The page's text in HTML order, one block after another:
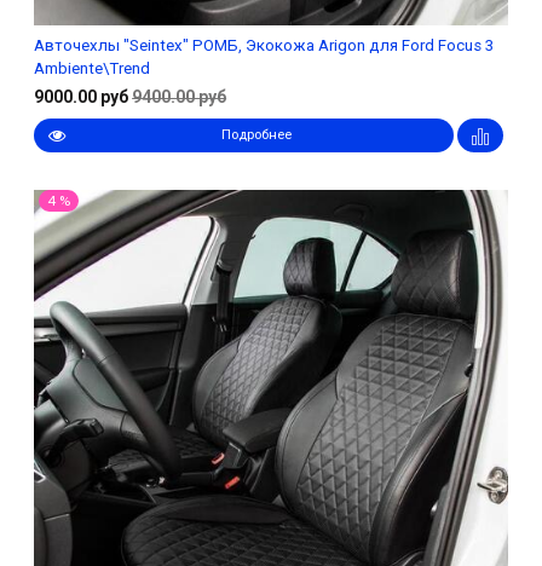
Авточехлы "Seintex" РОМБ, Экокожа Arigon для Ford Focus 3
Ambiente\Trend
9000.00 руб9400.00 руб
Подробнее
4 %